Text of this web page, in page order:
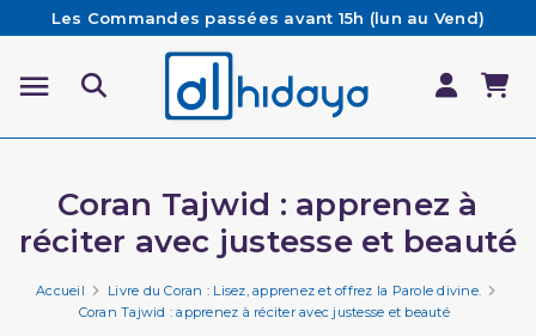
Les Commandes passées avant 15h (lun au Vend)
sont préparées et expédiées le jour même
Besoin d'aide ? Retrouvez notre FAQ
Livraison offerte à partir de 65€ d'achat*
Coran Tajwid : apprenez à
réciter avec justesse et beauté
Accueil
Livre du Coran : Lisez, apprenez et offrez la Parole divine.
Coran Tajwid : apprenez à réciter avec justesse et beauté